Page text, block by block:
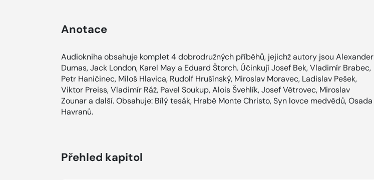
Anotace
Audiokniha obsahuje komplet 4 dobrodružných příběhů, jejichž autory jsou Alexander
Dumas, Jack London, Karel May a Eduard Štorch. Účinkují Josef Bek, Vladimír Brabec,
Petr Haničinec, Miloš Hlavica, Rudolf Hrušínský, Miroslav Moravec, Ladislav Pešek,
Viktor Preiss, Vladimír Ráž, Pavel Soukup, Alois Švehlík, Josef Větrovec, Miroslav
Zounar a další. Obsahuje: Bílý tesák, Hrabě Monte Christo, Syn lovce medvědů, Osada
Havranů.
Přehled kapitol